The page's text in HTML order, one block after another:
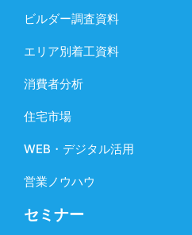
ビルダー調査資料
エリア別着工資料
消費者分析
住宅市場
WEB・デジタル活用
営業ノウハウ
セミナー